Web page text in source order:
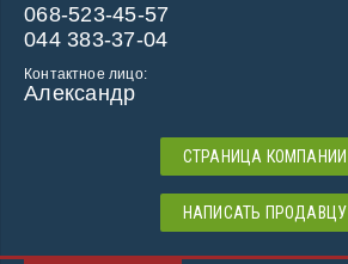
068-523-45-57
044 383-37-04
Контактное лицо:
Александр
СТРАНИЦА КОМПАНИИ
НАПИСАТЬ ПРОДАВЦУ